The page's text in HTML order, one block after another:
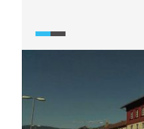
do města Kandy. Tato
z nejkrásnějších